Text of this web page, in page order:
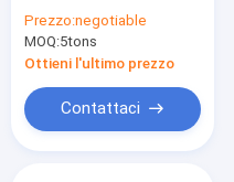
la bobina dello strato
di gi di larghezza di
1500mm
Prezzo:negotiable
MOQ:5tons
Ottieni l'ultimo prezzo
Contattaci